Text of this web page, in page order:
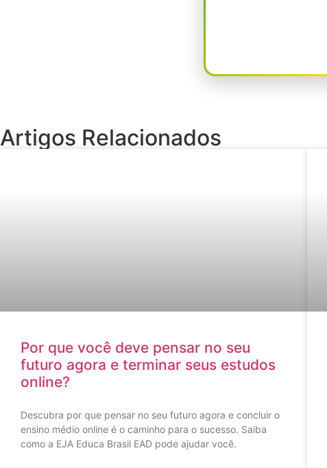
Artigos Relacionados
Por que você deve pensar no seu
futuro agora e terminar seus estudos
online?
Descubra por que pensar no seu futuro agora e concluir o
ensino médio online é o caminho para o sucesso. Saiba
como a EJA Educa Brasil EAD pode ajudar você.